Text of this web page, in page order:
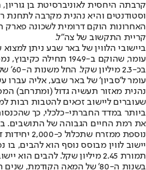
קרבתה היחסית לאוניברסיטת בן
וסטודנטים והיא נהנית מקרבה לתחנת
האחרונות הוקם דרומית לשכונה פארק
קריית התקשוב של צה"ל.
ביישובי הלווין של באר שבע ניתן
בכ-
עומר ל'סביון' של באר שבע, אליה עברו
נהנית מאזור תעשיה גדול (ומתרחב)
שעוברים ליישוב זכאים להטבות רבות
ביותר במדד החברתי-כלכלי, כך
את רמת החיים הגבוהה של התושבים.
נוספת ממזרח שתכלול כ-2,000 יחידות דיור צמודות קרקע.
תמורת 2.45 מיליון שקל. להבים
בשנות ה-80' של המאה הקודמת,